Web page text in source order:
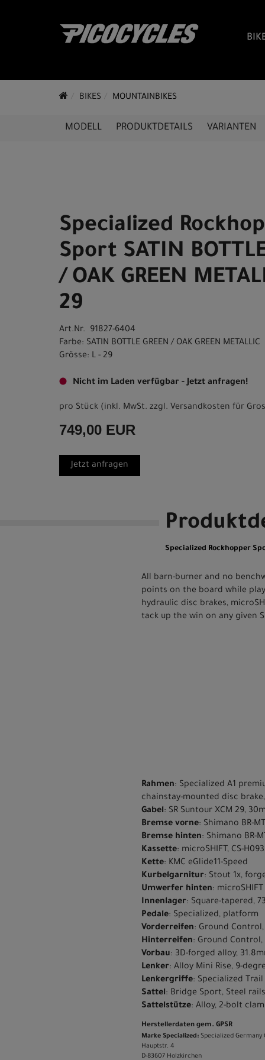
BIKES MOUNTAINBIKES
MODELL PRODUKTDETAILS VARIANTEN
Specialized
Sport SATIN
/ OAK GREEN
29
Art.Nr. 91827-6404
Farbe: SATIN BOTTLE GREEN / OAK GREEN METALLIC
Grösse: L - 29
Nicht im Laden verfügbar - Jetzt anfragen!
pro Stück (inkl. MwSt. zzgl. Versandkosten für
749,00 EUR
Jetzt anfragen
Specialized Rockhopper
All barn-burner and no
points on the board while
hydraulic disc brakes,
tack up the win on any given
Rahmen: Specialized A1
chainstay-mounted disc
Gabel: SR Suntour XCM 29,
Bremse vorne: Shimano BR-
Bremse hinten: Shimano BR-
Kassette: microSHIFT, CS-
Kette: KMC eGlide11-Speed
Kurbelgarnitur: Stout 1x,
Umwerfer hinten:
Innenlager: Square-tapered,
Pedale: Specialized, platform
Vorderreifen: Ground Control,
Hinterreifen: Ground Control,
Vorbau: 3D-forged alloy,
Lenker: Alloy Mini Rise, 9-
Lenkergriffe: Specialized
Sattel: Bridge Sport, Steel
Sattelstütze: Alloy, 2-bolt
Herstellerdaten gem. GPSR
Marke Specialized: Specialized Germany
Hauptstr. 4
D-83607 Holzkirchen